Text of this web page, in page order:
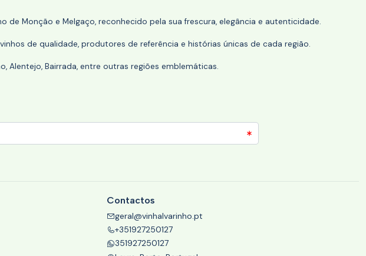
Monção e Melgaço, reconhecido pela sua frescura, elegância e autenticidade.
de qualidade, produtores de referência e histórias únicas de cada região.
Alentejo, Bairrada, entre outras regiões emblemáticas.
Contactos
geral@vinhalvarinho.pt
+351927250127
351927250127